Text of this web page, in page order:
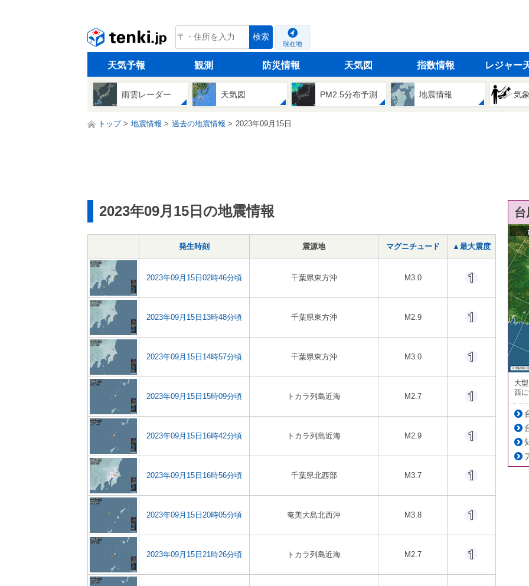
tenki.jp 検索
現在地
天気予報 観測 防災情報 天気図 指数情報 レジャー
雨雲レーダー 天気図 PM2.5分布予測 地震情報 気
トップ 地震情報 過去の地震情報 2023年09月15日
2023年09月15日の地震情報
発生時刻 震源地 マグニチュード ▲最大震度
2023年09月15日02時46分頃 千葉県東方沖 M3.0
2023年09月15日13時48分頃 千葉県東方沖 M2.9
2023年09月15日14時57分頃 千葉県東方沖 M3.0
2023年09月15日15時09分頃 トカラ列島近海 M2.7
2023年09月15日16時42分頃 トカラ列島近海 M2.9
2023年09月15日16時56分頃 千葉県北西部 M3.7
2023年09月15日20時05分頃 奄美大島北西沖 M3.8
2023年09月15日21時26分頃 トカラ列島近海 M2.7
大
西